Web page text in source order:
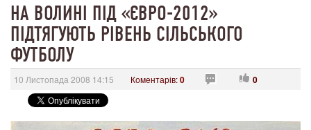
НА ВОЛИНІ ПІД «ЄВРО-2012»
ПІДТЯГУЮТЬ РІВЕНЬ СІЛЬСЬКОГО
ФУТБОЛУ
10 Листопада 2008 14:15 Коментарів:0 0